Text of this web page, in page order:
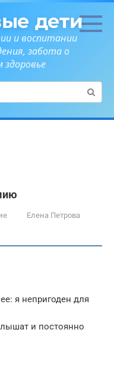
дети
и воспитании
забота о
здоровье
Елена Петрова
я непригоден для
и постоянно